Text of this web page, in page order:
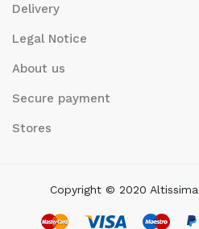
Delivery
Legal Notice
About us
Secure payment
Stores
Copyright © 2020